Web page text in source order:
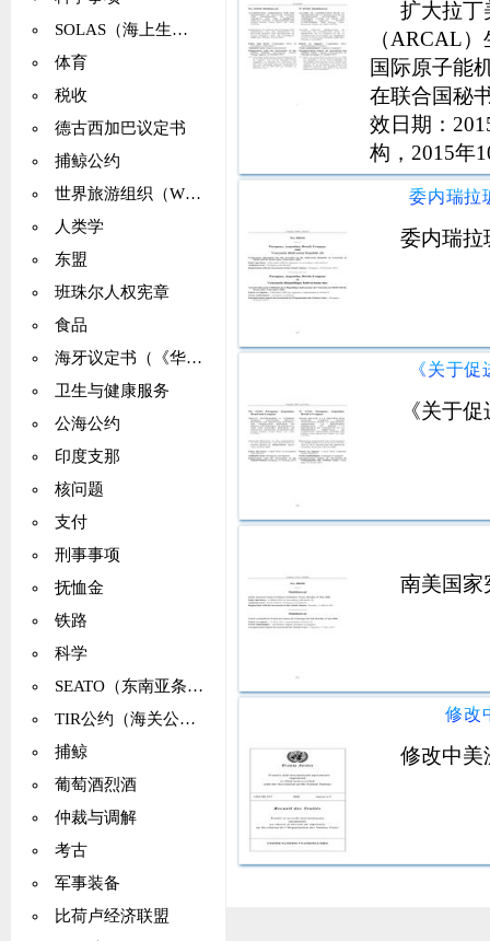
SOLAS（海上生命安全）
体育
税收
德古西加巴议定书
捕鲸公约
世界旅游组织（WTO）
人类学
东盟
班珠尔人权宪章
食品
海牙议定书（《华沙公约》）
卫生与健康服务
公海公约
印度支那
核问题
支付
刑事事项
抚恤金
铁路
科学
SEATO（东南亚条约组织）
TIR公约（海关公约）
捕鲸
葡萄酒烈酒
仲裁与调解
考古
军事装备
比荷卢经济联盟
扩大拉丁
（ARCAL
国际原子能
在联合国秘
效日期：
构，2015年
处的注册：
委内瑞拉
《关于
南美国家
修改
修改中美